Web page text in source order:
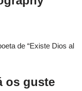
os guste